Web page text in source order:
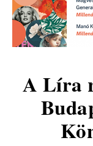
A Líra